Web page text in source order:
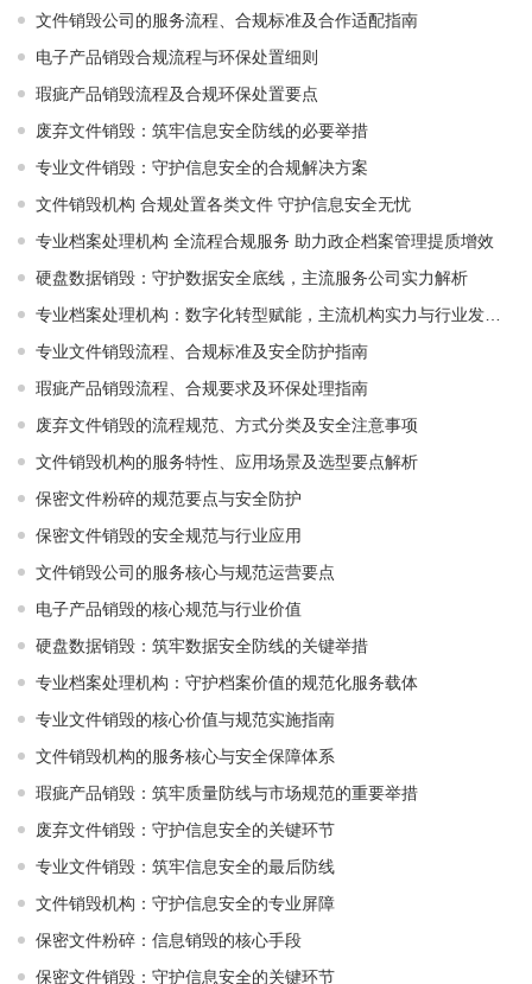
文件销毁公司的服务流程、合规标准及合作适配指南
电子产品销毁合规流程与环保处置细则
瑕疵产品销毁流程及合规环保处置要点
废弃文件销毁：筑牢信息安全防线的必要举措
专业文件销毁：守护信息安全的合规解决方案
文件销毁机构 合规处置各类文件 守护信息安全无忧
专业档案处理机构 全流程合规服务 助力政企档案管理提质增效
硬盘数据销毁：守护数据安全底线，主流服务公司实力解析
专业档案处理机构：数字化转型赋能，主流机构实力与行业发展解析
专业文件销毁流程、合规标准及安全防护指南
瑕疵产品销毁流程、合规要求及环保处理指南
废弃文件销毁的流程规范、方式分类及安全注意事项
文件销毁机构的服务特性、应用场景及选型要点解析
保密文件粉碎的规范要点与安全防护
保密文件销毁的安全规范与行业应用
文件销毁公司的服务核心与规范运营要点
电子产品销毁的核心规范与行业价值
硬盘数据销毁：筑牢数据安全防线的关键举措
专业档案处理机构：守护档案价值的规范化服务载体
专业文件销毁的核心价值与规范实施指南
文件销毁机构的服务核心与安全保障体系
瑕疵产品销毁：筑牢质量防线与市场规范的重要举措
废弃文件销毁：守护信息安全的关键环节
专业文件销毁：筑牢信息安全的最后防线
文件销毁机构：守护信息安全的专业屏障
保密文件粉碎：信息销毁的核心手段
保密文件销毁：守护信息安全的关键环节